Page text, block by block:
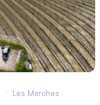
/ Les Marches